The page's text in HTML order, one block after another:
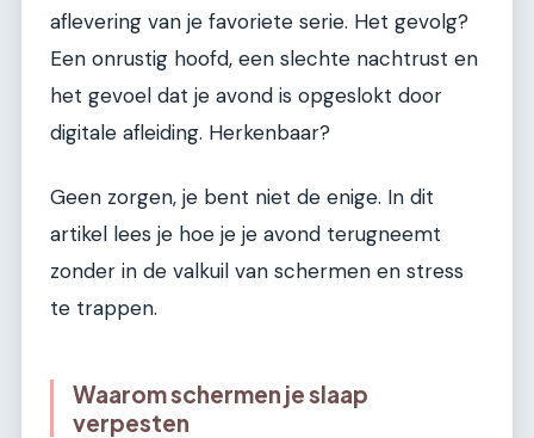
aflevering van je favoriete serie. Het gevolg?
Een onrustig hoofd, een slechte nachtrust en
het gevoel dat je avond is opgeslokt door
digitale afleiding. Herkenbaar?
Geen zorgen, je bent niet de enige. In dit
artikel lees je hoe je je avond terugneemt
zonder in de valkuil van schermen en stress
te trappen.
Waarom schermen je slaap
verpesten